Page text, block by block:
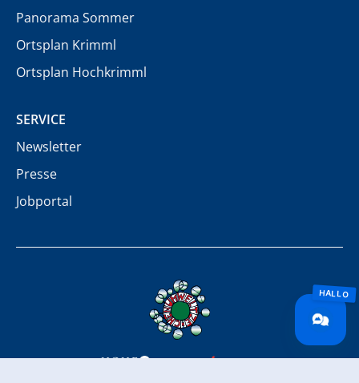
Panorama Sommer
Ortsplan Krimml
Ortsplan Hochkrimml
SERVICE
Newsletter
Presse
Jobportal